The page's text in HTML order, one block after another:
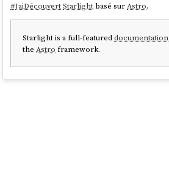
#JaiDécouvert Starlightbasé surAstro.
Starlight is a full-featureddocumentation
theAstro framework.